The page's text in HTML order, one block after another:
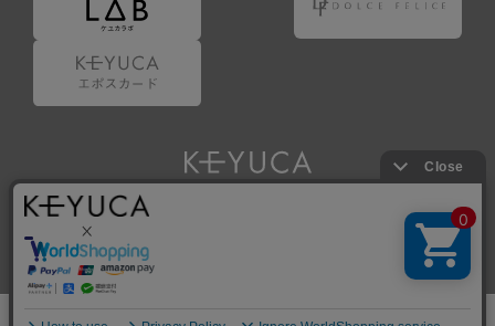
Copyright © KAWAJUN Co., Ltd. All Rights Reserved.